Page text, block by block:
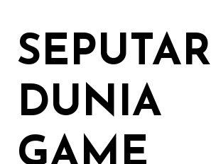
kontenSEPUTAR
DUNIA
GAME